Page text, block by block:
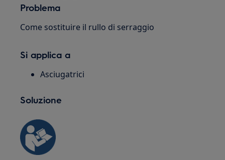
Problema
Come sostituire il rullo di serraggio
Si applica a
Asciugatrici
Soluzione